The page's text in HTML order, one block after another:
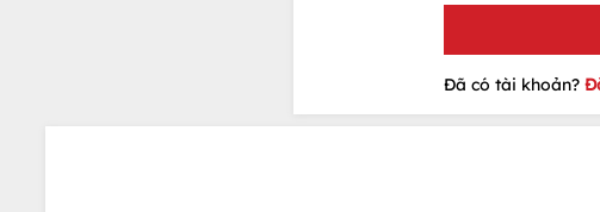
Đã có tài khoản?